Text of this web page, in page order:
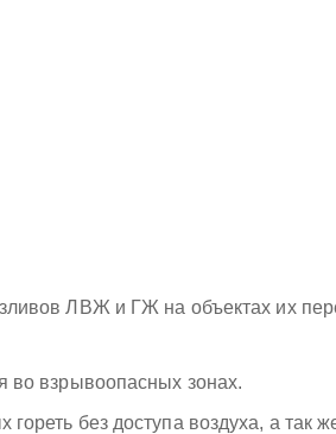
ЛВЖ и ГЖ на объектах их
во взрывоопасных зонах.
без доступа воздуха, а так